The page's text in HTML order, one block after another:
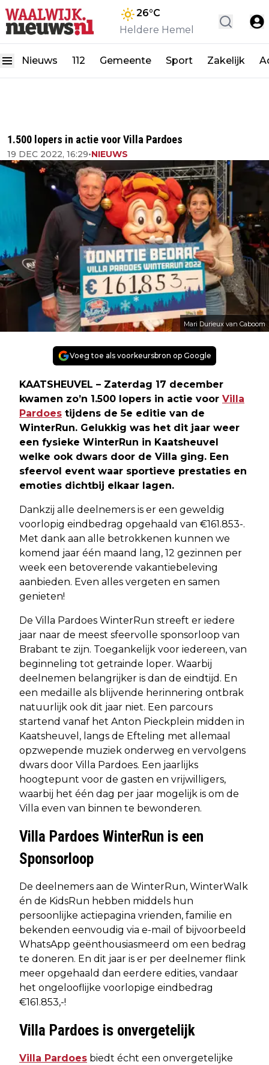
26°C
Heldere Hemel
Nieuws 112 Gemeente Sport Zakelijk
1.500 lopers in actie voor Villa Pardoes
19 DEC 2022, 16:29•NIEUWS
Mari Durieux van Caboom
Voeg toe als voorkeursbron op Google
KAATSHEUVEL – Zaterdag 17 december
kwamen zo’n 1.500 lopers in actie voor Villa
Pardoes tijdens de 5e editie van de
WinterRun. Gelukkig was het dit jaar weer
een fysieke WinterRun in Kaatsheuvel
welke ook dwars door de Villa ging. Een
sfeervol event waar sportieve prestaties en
emoties dichtbij elkaar lagen.
Dankzij alle deelnemers is er een geweldig
voorlopig eindbedrag opgehaald van €161.853-.
Met dank aan alle betrokkenen kunnen we
komend jaar één maand lang, 12 gezinnen per
week een betoverende vakantiebeleving
aanbieden. Even alles vergeten en samen
genieten!
De Villa Pardoes WinterRun streeft er iedere
jaar naar de meest sfeervolle sponsorloop van
Brabant te zijn. Toegankelijk voor iedereen, van
beginneling tot getrainde loper. Waarbij
deelnemen belangrijker is dan de eindtijd. En
een medaille als blijvende herinnering ontbrak
natuurlijk ook dit jaar niet. Een parcours
startend vanaf het Anton Pieckplein midden in
Kaatsheuvel, langs de Efteling met allemaal
opzwepende muziek onderweg en vervolgens
dwars door Villa Pardoes. Een jaarlijks
hoogtepunt voor de gasten en vrijwilligers,
waarbij het één dag per jaar mogelijk is om de
Villa even van binnen te bewonderen.
Villa Pardoes WinterRun is een
Sponsorloop
De deelnemers aan de WinterRun, WinterWalk
én de KidsRun hebben middels hun
persoonlijke actiepagina vrienden, familie en
bekenden eenvoudig via e-mail of bijvoorbeeld
WhatsApp geënthousiasmeerd om een bedrag
te doneren. En dit jaar is er per deelnemer flink
meer opgehaald dan eerdere edities, vandaar
het ongelooflijke voorlopige eindbedrag
€161.853,-!
Villa Pardoes is onvergetelijk
Villa Pardoes biedt écht een onvergetelijke